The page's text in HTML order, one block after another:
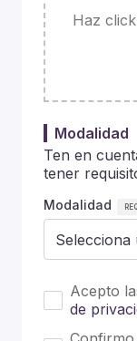
Haz
Modalidad
Ten en
tener
Modalidad
Acepto
de